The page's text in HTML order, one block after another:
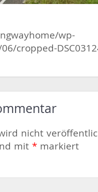
wp-
cropped-
nicht
mit * markiert